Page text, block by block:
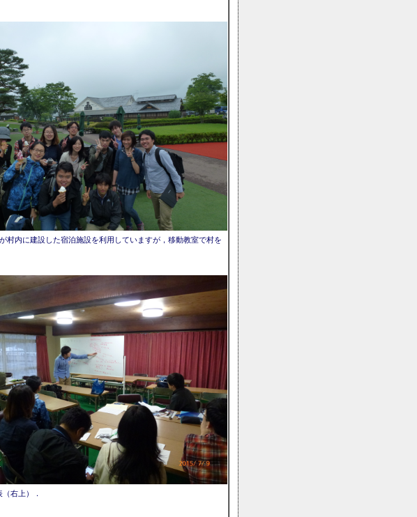
村内に建設した宿泊施設を利用していますが，移動教室で村を
右上）．